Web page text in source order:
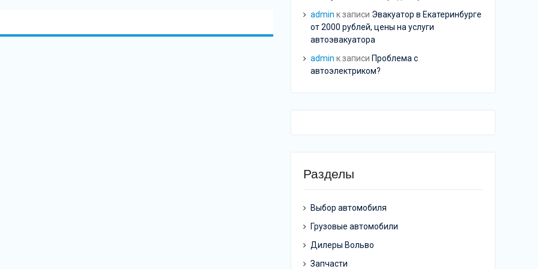
admin к записи Эвакуатор в Екатеринбурге
от 2000 рублей, цены на услуги
автоэвакуатора
admin к записи Проблема с
автоэлектриком?
Разделы
Выбор автомобиля
Грузовые автомобили
Дилеры Вольво
Запчасти